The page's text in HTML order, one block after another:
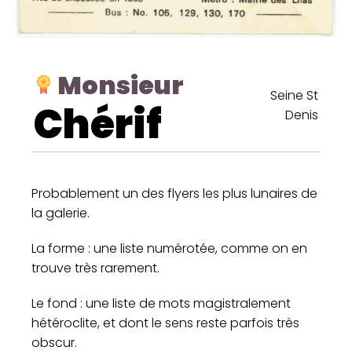
Monsieur
Chérif
Seine St
Denis
Probablement un des flyers les plus lunaires de
la galerie.
La forme : une liste numérotée, comme on en
trouve très rarement.
Le fond : une liste de mots magistralement
hétéroclite, et dont le sens reste parfois très
obscur.